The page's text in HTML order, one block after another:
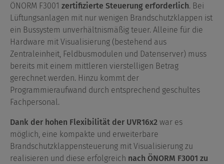
ÖNORM F3001 zertifizierte Steuerung erforderlich. Bei
Lüftungsanlagen mit nur wenigen Brandschutzklappen ist
ein Bussystem unverhältnismäßig teuer. Alleine für die
Hardware mit Visualisierung (bestehend aus
Zentraleinheit, Feldbusmodulen und Datenserver) muss
bereits mit einem mittleren vierstelligen Betrag
gerechnet werden. Hinzu kommt der
Programmieraufwand durch entsprechend geschultes
Fachpersonal.
Dank der hohen Flexibilität der UVR16x2 war es
möglich, eine kompakte und erweiterbare
Brandschutzklappensteuerung mit Visualisierung zu
realisieren und diese erfolgreich nach ÖNORM F3001 zu